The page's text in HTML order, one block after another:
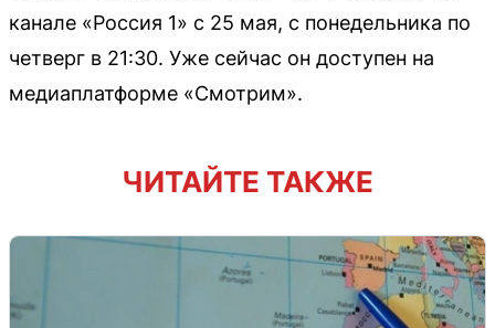
канале «Россия 1» с 25 мая, с понедельника по
четверг в 21:30. Уже сейчас он доступен на
медиаплатформе «Смотрим».
ЧИТАЙТЕ ТАКЖЕ